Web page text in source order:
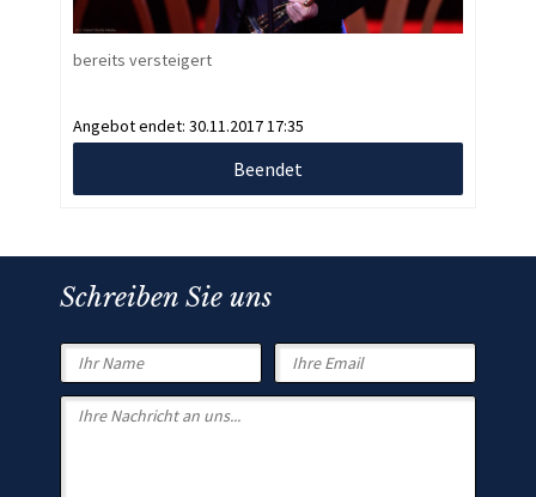
bereits versteigert
Angebot endet: 30.11.2017 17:35
Beendet
Schreiben Sie uns